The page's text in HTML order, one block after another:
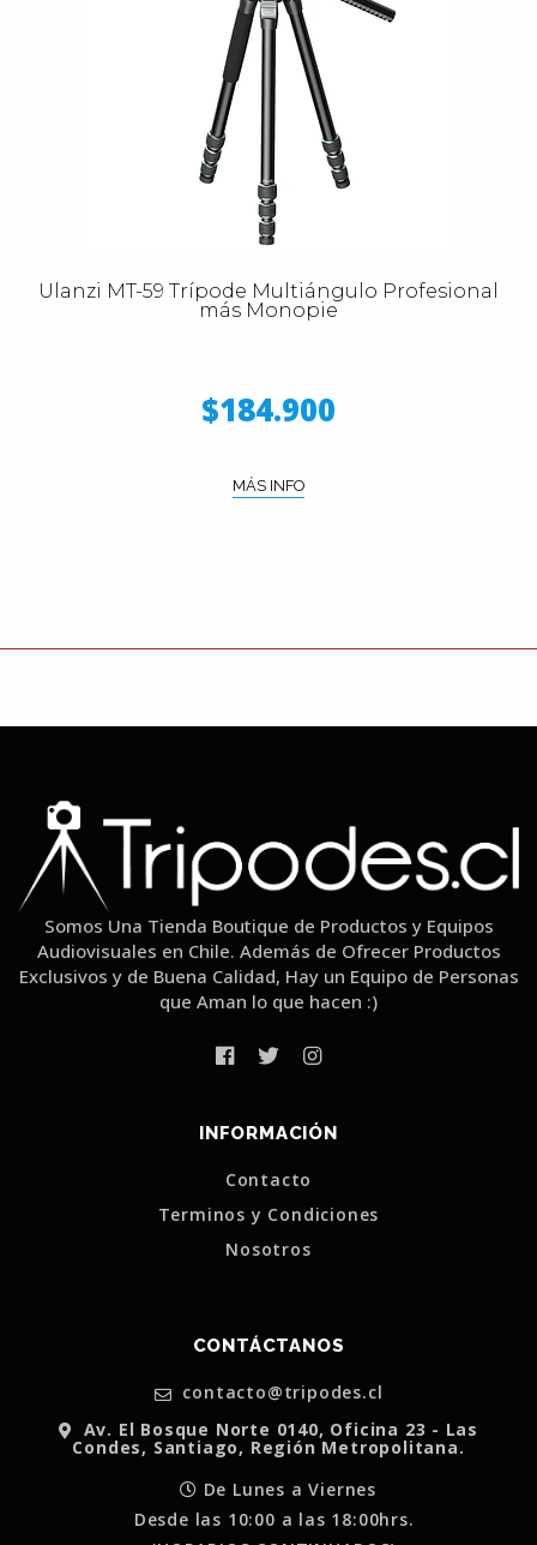
Ulanzi MT-59 Trípode Multiángulo Profesional
más Monopie
$184.900
MÁS INFO
Somos Una Tienda Boutique de Productos y Equipos
Audiovisuales en Chile. Además de Ofrecer Productos
Exclusivos y de Buena Calidad, Hay un Equipo de Personas
que Aman lo que hacen :)
INFORMACIÓN
Contacto
Terminos y Condiciones
Nosotros
CONTÁCTANOS
contacto@tripodes.cl
Av. El Bosque Norte 0140, Oficina 23 - Las
Condes, Santiago, Región Metropolitana.
De Lunes a Viernes
Desde las 10:00 a las 18:00hrs.